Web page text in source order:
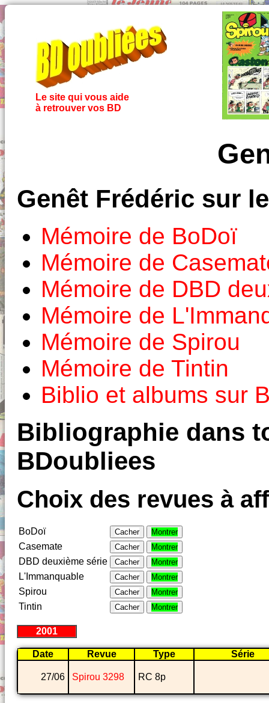
Le site qui vous aide
à retrouver vos BD
Genêt Frédéric sur
Mémoire de BoDoï
Mémoire de
Mémoire de DBD
Mémoire de
Mémoire de Spirou
Mémoire de Tintin
Biblio et albums sur
Bibliographie dans
BDoubliees
Choix des revues à
BoDoï Cacher Montrer
Casemate Cacher Montrer
DBD deuxième série Cacher Montrer
L'Immanquable Cacher Montrer
Spirou Cacher Montrer
Tintin Cacher Montrer
2001
Date Revue Type Série
27/06 Spirou 3298 RC 8p